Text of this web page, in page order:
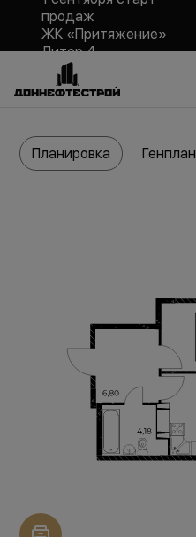
продаж
ЖК «Притяжение»
Литер 4
Планировка Генплан